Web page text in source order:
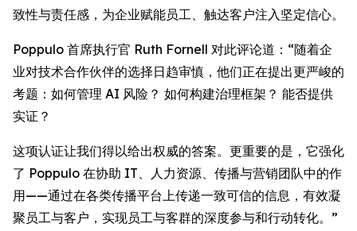
致性与责任感，为企业赋能员工、触达客户注入坚定信心。
Poppulo 首席执行官 Ruth Fornell 对此评论道：“随着企
业对技术合作伙伴的选择日趋审慎，他们正在提出更严峻的
考题：如何管理 AI 风险？ 如何构建治理框架？ 能否提供
实证？
这项认证让我们得以给出权威的答案。更重要的是，它强化
了 Poppulo 在协助 IT、人力资源、传播与营销团队中的作
用——通过在各类传播平台上传递一致可信的信息，有效凝
聚员工与客户，实现员工与客群的深度参与和行动转化。”